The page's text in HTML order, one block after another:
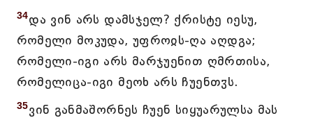
34და ვინ არს დამსჯელ? ქრისტე იესუ,
რომელი მოკუდა, უფროჲს-ღა აღდგა;
რომელი-იგი არს მარჯუენით ღმრთისა,
რომელიცა-იგი მეოხ არს ჩუენთჳს.
35ვინ განმაშორნეს ჩუენ სიყუარულსა მას